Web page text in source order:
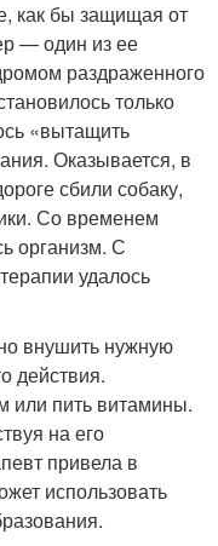
как бы защищая от
— один из ее
раздраженного
только
«вытащить
Оказывается, в
сбили собаку,
Со временем
организм. С
удалось
внушить нужную
действия.
или пить витамины.
на его
привела в
использовать